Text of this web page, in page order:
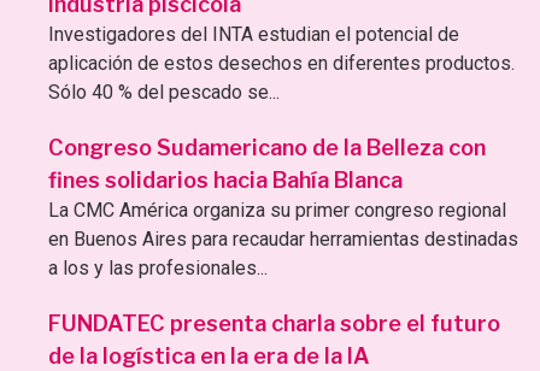
Investigadores del INTA estudian el potencial de
aplicación de estos desechos en diferentes productos.
Sólo 40 % del pescado se...
Congreso Sudamericano de la Belleza con
fines solidarios hacia Bahía Blanca
La CMC América organiza su primer congreso regional
en Buenos Aires para recaudar herramientas destinadas
a los y las profesionales...
FUNDATEC presenta charla sobre el futuro
de la logística en la era de la IA